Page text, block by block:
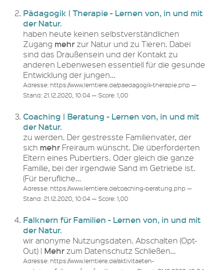
Pädagogik | Therapie - Lernen von, in und mit
der Natur.
haben heute keinen selbstverständlichen
Zugang mehrzur Natur und zu Tieren. Dabei
sind das Draußensein und der Kontakt zu
anderen Lebenwesen essentiell für die gesunde
Entwicklung der jungen…
Adresse: https://www.lerntiere.de/paedagogik-therapie.php —
Stand: 21.12.2020, 10:04 — Score: 1,00
Coaching | Beratung - Lernen von, in und mit
der Natur.
zu werden. Der gestresste Familienvater, der
sich mehrFreiraum wünscht. Die überforderten
Eltern eines Pubertiers. Oder gleich die ganze
Familie, bei der irgendwie Sand im Getriebe ist.
(Für berufliche…
Adresse: https://www.lerntiere.de/coaching-beratung.php —
Stand: 21.12.2020, 10:04 — Score: 1,00
Falknern für Familien - Lernen von, in und mit
der Natur.
wir anonyme Nutzungsdaten. Abschalten (Opt-
Out) | Mehrzum Datenschutz Schließen…
Adresse: https://www.lerntiere.de/aktivitaeten-